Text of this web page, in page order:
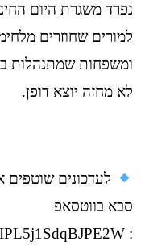
נפרד משגרת היום
למורים שחוזרים
ומשפחות שמתנהלות
לא מחזה יוצא דופן.
לעדכונים
סבא בווטסאפ
: